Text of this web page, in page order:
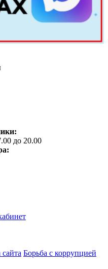
до 20.00
Борьба с коррупцией